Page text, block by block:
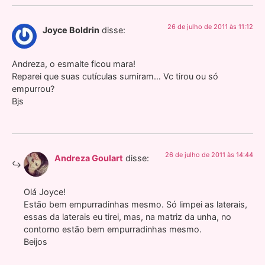
Joyce Boldrin disse: 26 de julho de 2011 às 11:12
Andreza, o esmalte ficou mara!
Reparei que suas cutículas sumiram… Vc tirou ou só
empurrou?
Bjs
Andreza Goulart disse: 26 de julho de 2011 às 14:44
Olá Joyce!
Estão bem empurradinhas mesmo. Só limpei as laterais,
essas da laterais eu tirei, mas, na matriz da unha, no
contorno estão bem empurradinhas mesmo.
Beijos